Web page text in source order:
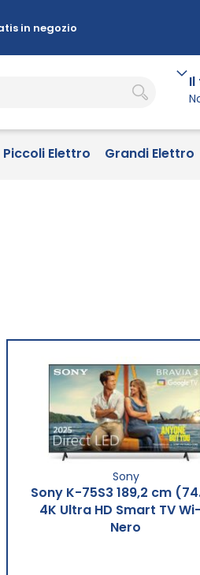
in negozio
Il
Piccoli Elettro Grandi Elettro
Sony
Sony K-75S3 189,2 cm
4K Ultra HD Smart TV
Nero